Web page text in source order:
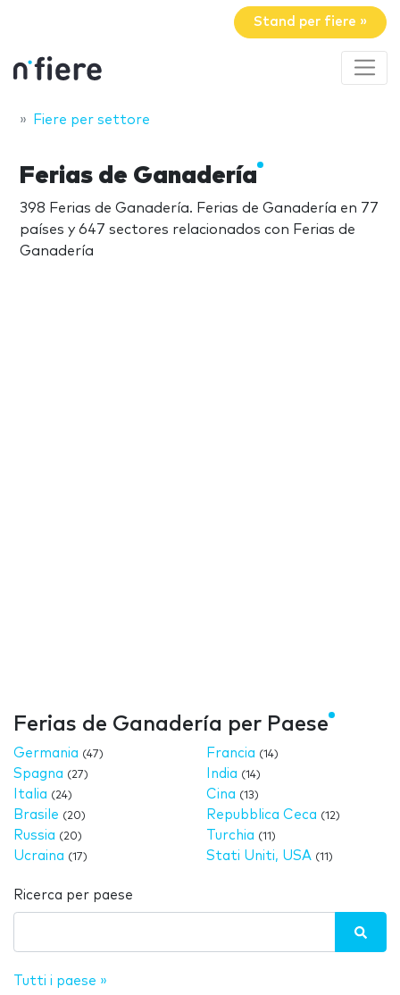
Stand per fiere »
Fiere per settore
Ferias de Ganadería
398 Ferias de Ganadería. Ferias de Ganadería en 77
países y 647 sectores relacionados con Ferias de
Ganadería
Ferias de Ganadería per Paese
Germania (47)
Spagna (27)
Italia (24)
Brasile (20)
Russia (20)
Ucraina (17)
Francia (14)
India (14)
Cina (13)
Repubblica Ceca (12)
Turchia (11)
Stati Uniti, USA (11)
Ricerca per paese
Tutti i paese »